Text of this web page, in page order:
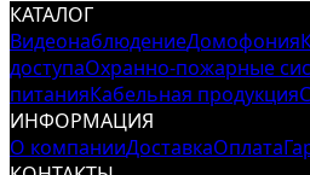
КАТАЛОГ
ВидеонаблюдениеДомофония
доступаОхранно-пожарные
питанияКабельная продукция
ИНФОРМАЦИЯ
О компанииДоставкаОплата